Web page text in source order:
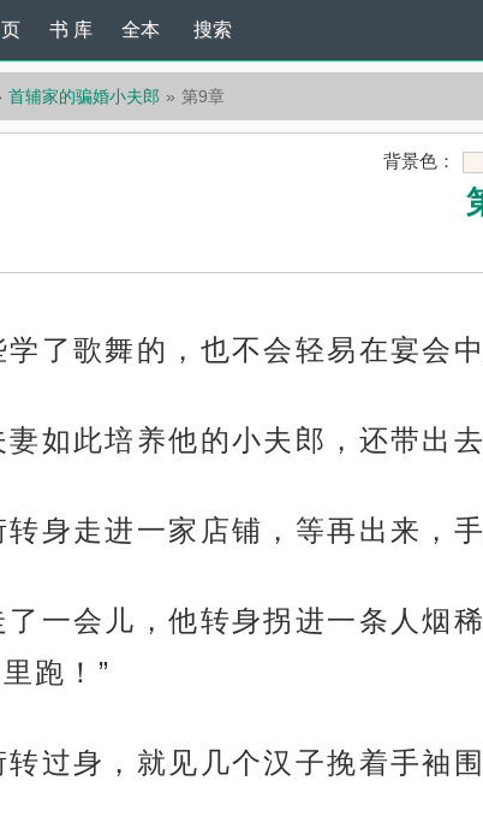
书 库 全本 搜索
首辅家的骗婚小夫郎 第9章
背景色：
学了歌舞的，也不会轻易在宴会
妻如此培养他的小夫郎，还带出
转身走进一家店铺，等再出来，
了一会儿，他转身拐进一条人烟
跑！”
转过身，就见几个汉子挽着手袖